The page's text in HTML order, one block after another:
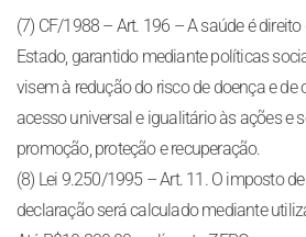
(7) CF/1988 – Art. 196 – A saúde é
Estado, garantido mediante políticas
visem à redução do risco de doença e de
acesso universal e igualitário às ações e
promoção, proteção e recuperação.
(8) Lei 9.250/1995 – Art. 11. O imposto
declaração será calculado mediante